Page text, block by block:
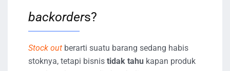
backorders?
Stock out berarti suatu barang sedang habis
stoknya, tetapi bisnis tidak tahu kapan produk